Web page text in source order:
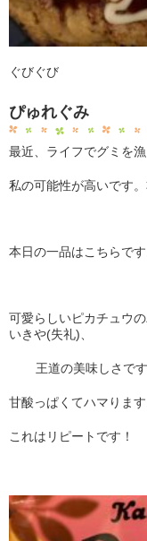
ぐびぐび
ぴゅれぐみ
最近、ライフでグミを
私の可能性が高いです。
本日の一品はこちらです
可愛らしいピカチュウ
いきや(失礼)、
王道の美味しさで
甘酸っぱくてハマります
これはリピートです！